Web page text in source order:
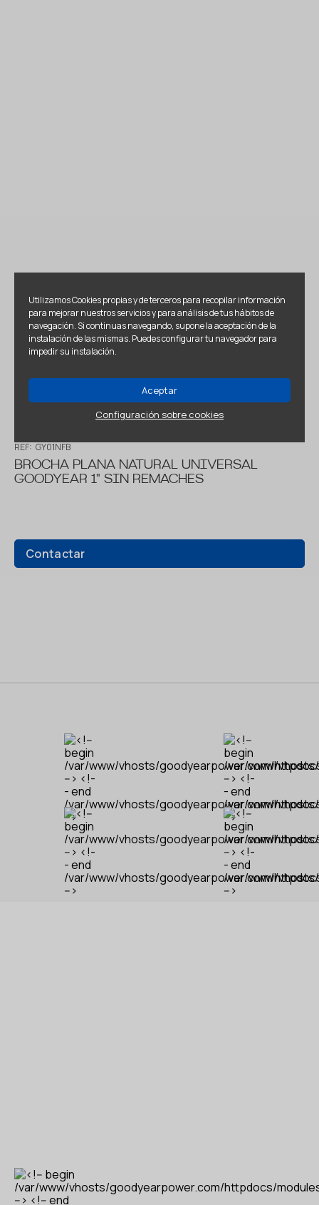
Utilizamos Cookies propias y de terceros para recopilar información
para mejorar nuestros servicios y para análisis de tus hábitos de
navegación. Si continuas navegando, supone la aceptación de la
instalación de las mismas. Puedes configurar tu navegador para
impedir su instalación.
Aceptar
Configuración sobre cookies
REF: GY01NFB
BROCHA PLANA NATURAL UNIVERSAL
GOODYEAR 1" SIN REMACHES
Contactar